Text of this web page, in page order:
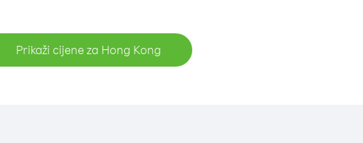
Prikaži cijene za Hong Kong